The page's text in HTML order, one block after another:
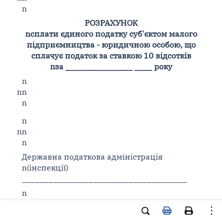
n
РОЗРАХУНОК
nсплати єдиного податку суб'єктом малого
підприємництва - юридичною особою, що
сплачує податок за ставкою 10 відсотків
nза _______________ ____ року
n
nn
n
n
nn
n
Державна податкова адміністрація
n(інспекції)
n